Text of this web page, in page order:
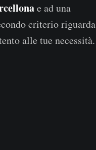
e ad una
criterio riguarda
alle tue necessità.